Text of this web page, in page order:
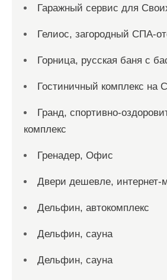
Гаражный сервис для
Гелиос, загородный СПА-
Горница, русская баня с
Гостиничный комплекс на
Гранд, спортивно-
комплекс
Гренадер, Офис
Двери дешевле, интернет-
Дельфин, автокомплекс
Дельфин, сауна
Дельфин, сауна